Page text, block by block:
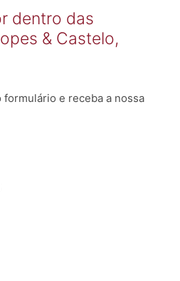
dentro das
& Castelo,
e receba a nossa